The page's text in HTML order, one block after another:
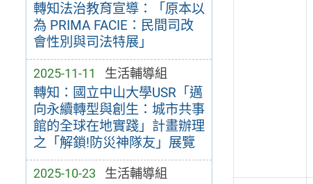
轉知法治教育宣導：「原本以
為 PRIMA FACIE：民間司改
會性別與司法特展」
2025-11-11 生活輔導組
轉知：國立中山大學USR「邁
向永續轉型與創生：城市共事
館的全球在地實踐」計畫辦理
之「解鎖!防災神隊友」展覽
2025-10-23 生活輔導組